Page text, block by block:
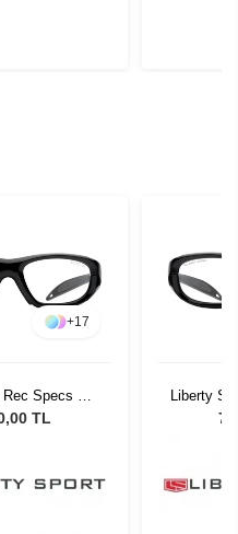
+17
Specs MX
51TL
Liberty